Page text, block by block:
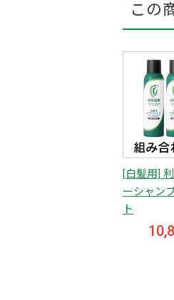
この
[白髪用]
ーシャン
ト